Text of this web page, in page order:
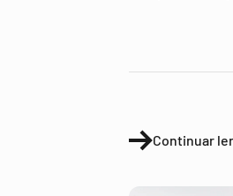
Continuar